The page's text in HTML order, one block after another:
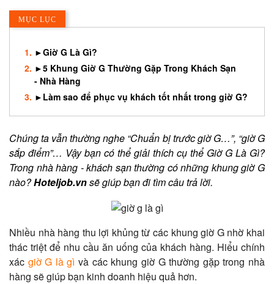
MỤC LỤC
►Giờ G Là Gì?
​►5 Khung Giờ G Thường Gặp Trong Khách Sạn
- Nhà Hàng
►Làm sao để phục vụ khách tốt nhất trong giờ G?
Chúng ta vẫn thường nghe “Chuẩn bị trước giờ G…”, “giờ G
sắp điểm”… Vậy bạn có thể giải thích cụ thể Giờ G Là Gì?
Trong nhà hàng - khách sạn thường có những khung giờ G
nào?Hoteljob.vnsẽ giúp bạn đi tìm câu trả lời.
Nhiều nhà hàng thu lợi khủng từ các khung giờ G nhờ khai
thác triệt để nhu cầu ăn uống của khách hàng. Hiểu chính
xác giờ G là gì và các khung giờ G thường gặp trong nhà
hàng sẽ giúp bạn kinh doanh hiệu quả hơn.